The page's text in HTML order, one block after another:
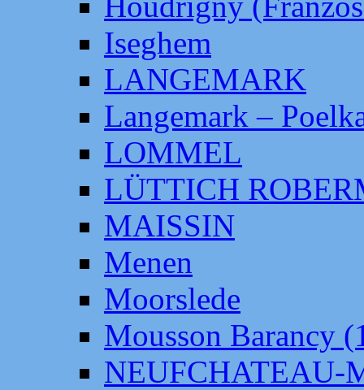
Iseghem
LANGEMARK
Langemark –
LOMMEL
LÜTTICH
MAISSIN
Menen
Moorslede
Mousson Barancy
NEUFCHATEAU-